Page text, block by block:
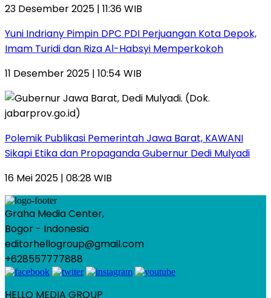
23 Desember 2025 | 11:36 WIB
Yuni Indriany Pimpin DPC PDI Perjuangan Kota Depok,
Imam Turidi dan Riza Al-Habsyi Memperkokoh
11 Desember 2025 | 10:54 WIB
Polemik Publikasi Pemerintah Jawa Barat, KAWANI
Sikapi Etika dan Propaganda Gubernur Dedi Mulyadi
16 Mei 2025 | 08:28 WIB
Graha Media Center,
Bogor - Indonesia
editorhellogroup@gmail.com
+628557777888
HELLO MEDIA GROUP